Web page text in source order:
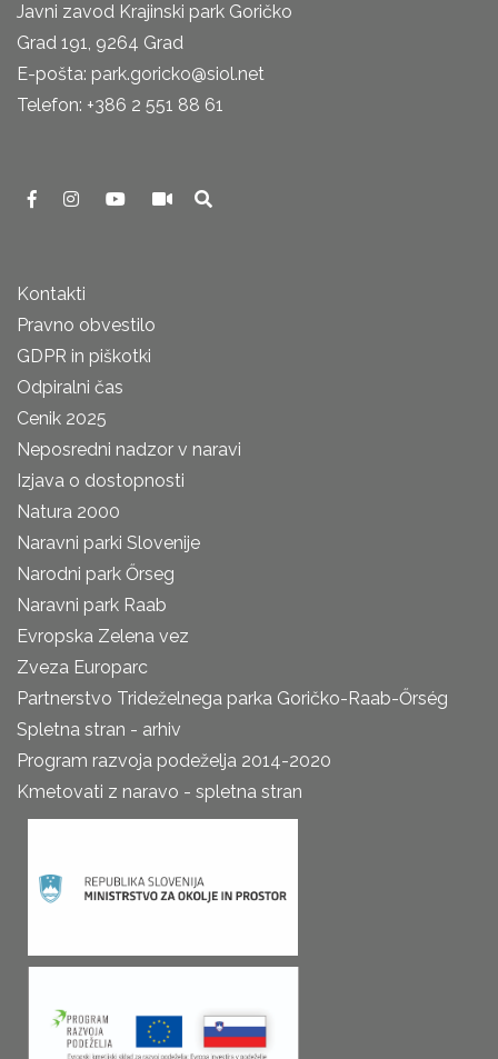
Javni zavod Krajinski park Goričko
Grad 191, 9264 Grad
E-pošta: park.goricko@siol.net
Telefon: +386 2 551 88 61
Kontakti
Pravno obvestilo
GDPR in piškotki
Odpiralni čas
Cenik 2025
Neposredni nadzor v naravi
Izjava o dostopnosti
Natura 2000
Naravni parki Slovenije
Narodni park Őrseg
Naravni park Raab
Evropska Zelena vez
Zveza Europarc
Partnerstvo Trideželnega parka Goričko-Raab-Őrség
Spletna stran - arhiv
Program razvoja podeželja 2014-2020
Kmetovati z naravo - spletna stran